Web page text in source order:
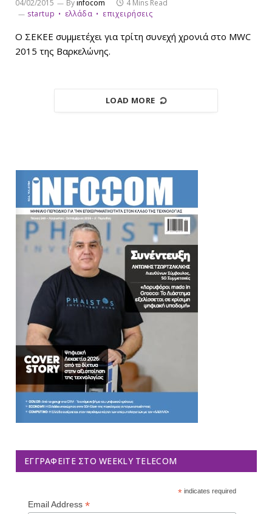
04/02/2015 Byinfocom
4 Mins Read
startup
ελλάδα επιχειρήσεις
Ο ΣΕΚΕΕ συμμετέχει για τρίτη συνεχή χρονιά στο MWC
2015 της Βαρκελώνης.
LOAD MORE
ΕΓΓΡΑΦΕΊΤΕ ΣΤΟ WEEKLY TELECOM
*indicates required
Email Address *